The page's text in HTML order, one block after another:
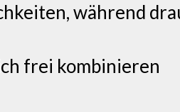
während
frei kombinieren